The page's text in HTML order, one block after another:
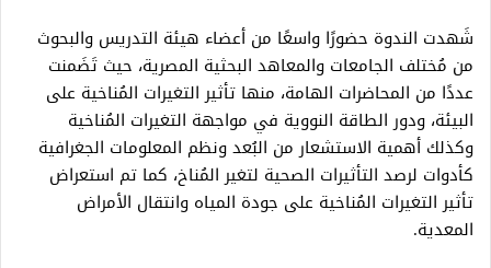
شَهدت الندوة حضورًا واسعًا من أعضاء هيئة التدريس والبحوث
من مُختلف الجامعات والمعاهد البحثية المصرية، حيث تَضَمنت
عددًا من المحاضرات الهامة، منها تأثير التغيرات المُناخية على
البيئة، ودور الطاقة النووية في مواجهة التغيرات المُناخية
وكذلك أهمية الاستشعار من البُعد ونظم المعلومات الجغرافية
كأدوات لرصد التأثيرات الصحية لتغير المُناخ، كما تم استعراض
تأثير التغيرات المُناخية على جودة المياه وانتقال الأمراض
المعدية.